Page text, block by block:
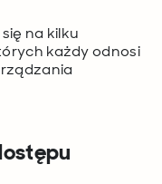
na kilku
każdy odnosi